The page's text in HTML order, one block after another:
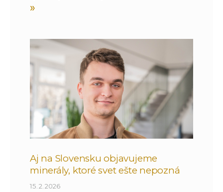
»
Aj na Slovensku objavujeme
minerály, ktoré svet ešte nepozná
15. 2. 2026